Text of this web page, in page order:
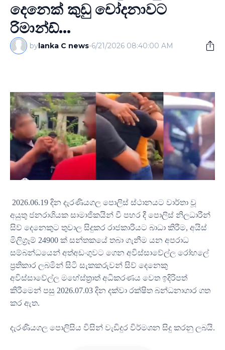
දෙනෙක් කුඩු චෝදනාවට
රිමාන්ඩ්...
bylanka C news-6/21/2026 08:40:00 AM
2026.06.19 දින දැරණියගල පොලිස් ස්ථානයට වාර්තා වූ
අයුතු ජනරාශියක සාමාජිකයින් වී පහර දී පොලිස් නිලධාරීන්
සිව් දෙනෙකුට තුවාල සිදුකර රාජකාරියට බාධා කිරීම, අයිස්
මිලිග්‍රෑම් 24900 ක් සන්තකයේ තබා ගැනීම යන අපරාධ
සම්බන්ධයෙන් අත්අඩංගුවට ගෙන අවිස්සාවේල්ල රෝහලේ
ප්‍රතිකාර ලබමින් සිටි සැකකරුවන් සිව් දෙනෙකු
අවිස්සාවේල්ල මහේස්ත්‍රාත් අධිකරණය වෙත ඉදිරිපත්
කිරීමෙන් පසු 2026.07.03 දින දක්වා රක්ෂිත බන්ධනාගාර ගත
කර ඇත.
දැරණියගල පොලිසිය විසින් වැඩිදුර විර්මශන සිදු කරනු ලබයි.